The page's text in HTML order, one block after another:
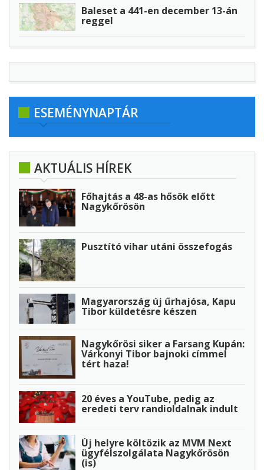
Baleset a 441-en december 13-án
reggel
ESEMÉNYNAPTÁR
AKTUÁLIS HÍREK
Főhajtás a 48-as hősök előtt
Nagykőrösön
Pusztító vihar utáni összefogás
Magyarország új űrhajósa, Kapu
Tibor küldetésre készen
Nagykőrösi siker a Farsang Kupán:
Várkonyi Tibor bajnoki címmel
tért haza!
20 éves a YouTube, pedig az
eredeti terv randioldalnak indult
Új helyre költözik az MVM Next
ügyfélszolgálata Nagykőrösön
(is)